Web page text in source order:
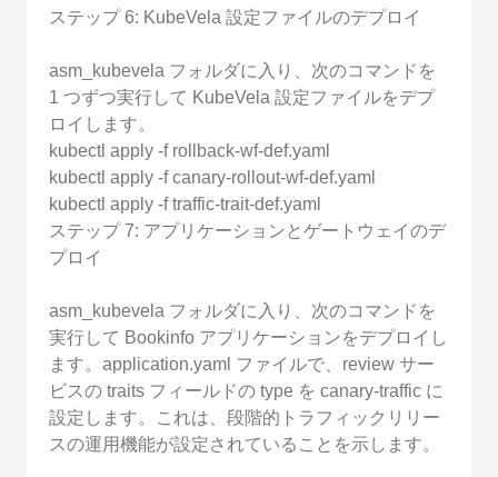
ステップ 6: KubeVela 設定ファイルのデプロイ
asm_kubevela フォルダに入り、次のコマンドを
1 つずつ実行して KubeVela 設定ファイルをデプ
ロイします。
kubectl apply -f rollback-wf-def.yaml
kubectl apply -f canary-rollout-wf-def.yaml
kubectl apply -f traffic-trait-def.yaml
ステップ 7: アプリケーションとゲートウェイのデ
プロイ
asm_kubevela フォルダに入り、次のコマンドを
実行して Bookinfo アプリケーションをデプロイし
ます。application.yaml ファイルで、review サー
ビスの traits フィールドの type を canary-traffic に
設定します。これは、段階的トラフィックリリー
スの運用機能が設定されていることを示します。